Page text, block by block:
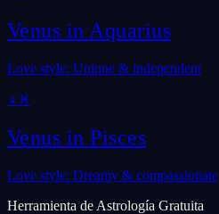
Venus in Aquarius
Love style: Unique & independent
♀ ♓
Venus inPisces
Love style: Dreamy & compassionate
Herramienta de Astrología Gratuita